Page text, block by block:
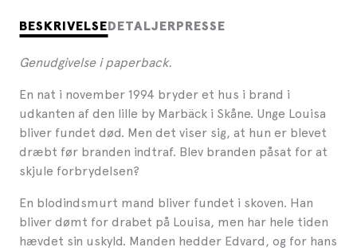
BESKRIVELSE DETALJER PRESSE
Genudgivelse i paperback.
En nat i november 1994 bryder et hus i brand i
udkanten af den lille by Marbäck i Skåne. Unge Louisa
bliver fundet død. Men det viser sig, at hun er blevet
dræbt før branden indtraf. Blev branden påsat for at
skjule forbrydelsen?
En blodindsmurt mand bliver fundet i skoven. Han
bliver dømt for drabet på Louisa, men har hele tiden
hævdet sin uskyld. Manden hedder Edvard, og for hans